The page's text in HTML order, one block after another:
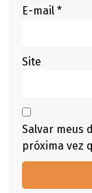
E-mail *
Site
Salvar meus
próxima vez